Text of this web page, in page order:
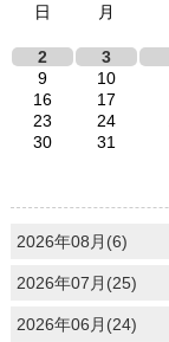
日
月
2
3
9
10
16
17
23
24
30
31
2026年08月(6)
2026年07月(25)
2026年06月(24)